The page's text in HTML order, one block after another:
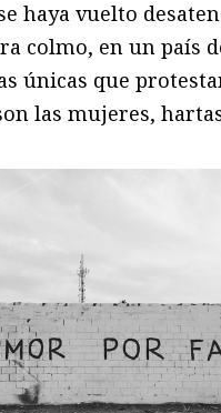
haya vuelto
colmo, en un país
únicas que
las mujeres,